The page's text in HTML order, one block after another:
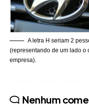
A letra H seriam 2
(representando de um lado o
empresa).
Nenhum